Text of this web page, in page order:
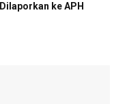
ke APH